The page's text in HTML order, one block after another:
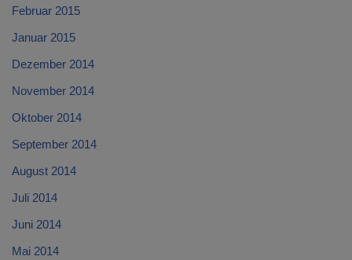
Februar 2015
Januar 2015
Dezember 2014
November 2014
Oktober 2014
September 2014
August 2014
Juli 2014
Juni 2014
Mai 2014